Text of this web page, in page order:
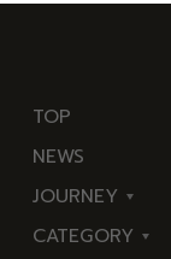
TOP
NEWS
JOURNEY
東
CATEGORY